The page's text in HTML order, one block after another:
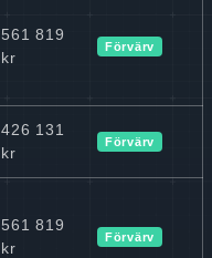
561 819
kr
Förvärv
426 131
kr
Förvärv
561 819
kr
Förvärv